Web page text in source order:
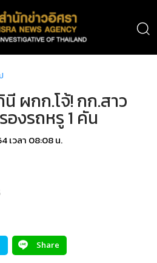
ผกก.โจ้! กก.สาว
งรถหรู 1 คัน
เวลา 08:08 น.
Share